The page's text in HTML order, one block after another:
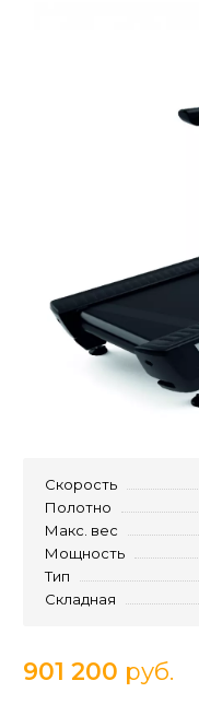
Скорость
Полотно
Макс. вес
Мощность
Тип
Складная
901 200 руб.